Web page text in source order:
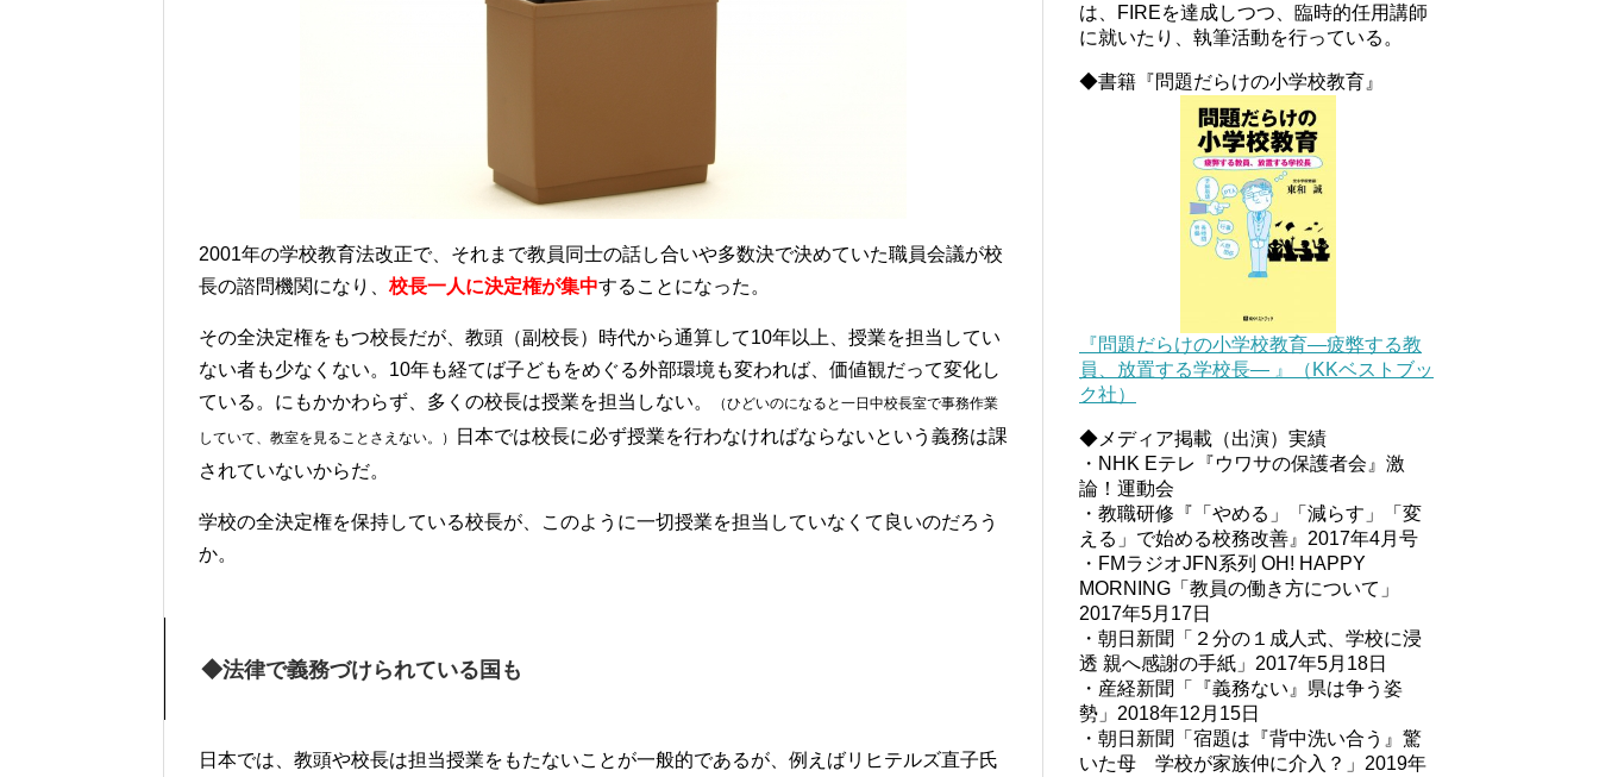
2001年の学校教育法改正で、それまで教員同士の話し合いや多数決で決めていた職員会議が校
長の諮問機関になり、 校長一人に決定権が集中することになった。
その全決定権をもつ校長だが、教頭（副校長）時代から通算して10年以上、授業を担当してい
ない者も少なくない。10年も経てば子どもをめぐる外部環境も変われば、価値観だって変化し
ている。にもかかわらず、多くの校長は授業を担当しない。
（ひどいのになると一日中校長室で事務作業
していて、教室を見ることさえない。）
日本では校長に必ず授業を行わなければならないという義務は課
されていないからだ。
学校の全決定権を保持している校長が、このように一切授業を担当していなくて良いのだろう
か。
◆法律で義務づけられている国も
日本では、教頭や校長は担当授業をもたないことが一般的であるが、例えばリヒテルズ直子氏
は、FIREを達成しつつ、臨時的任用講師
に就いたり、執筆活動を行っている。
◆書籍『問題だらけの小学校教育』
『問題だらけの小学校教育―疲弊する教
員、放置する学校長― 』（KKベストブッ
ク社）
◆メディア掲載（出演）実績
・NHK Eテレ『ウワサの保護者会』激
論！運動会
・教職研修『「やめる」「減らす」「変
える」で始める校務改善』2017年4月号
・FMラジオJFN系列 OH! HAPPY
MORNING「教員の働き方について」
2017年5月17日
・朝日新聞「２分の１成人式、学校に浸
透 親へ感謝の手紙」2017年5月18日
・産経新聞「『義務ない』県は争う姿
勢」2018年12月15日
・朝日新聞「宿題は『背中洗い合う』驚
いた母 学校が家族仲に介入？」2019年